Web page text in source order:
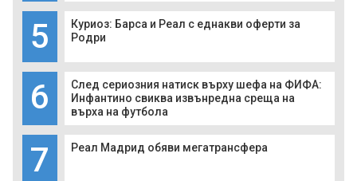
5
Куриоз: Барса и Реал с еднакви оферти за
Родри
6
След сериозния натиск върху шефа на ФИФА:
Инфантино свиква извънредна среща на
върха на футбола
7 Реал Мадрид обяви мегатрансфера